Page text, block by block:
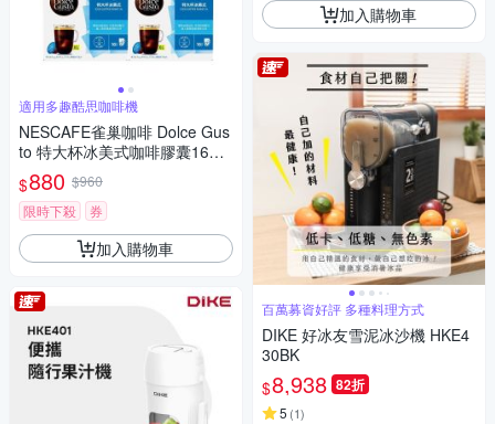
適用多趣酷思咖啡機
NESCAFE雀巢咖啡 Dolce Gus
to 特大杯冰美式咖啡膠囊16顆x
3盒
$880 $960
限時下殺
券
加入購物車
加入購物車
百萬募資好評 多種料理方式
DIKE 好冰友雪泥冰沙機 HKE4
30BK
$8,938 82折
5 (1)